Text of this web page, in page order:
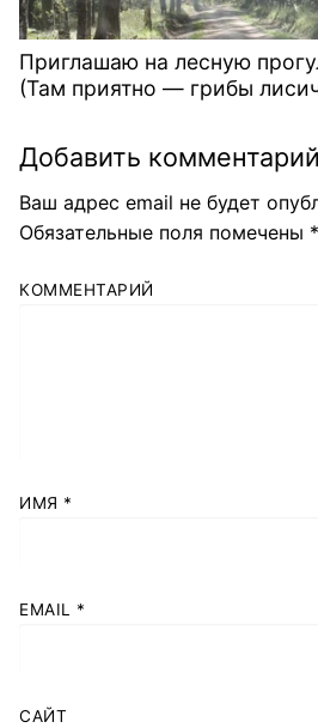
Приглашаю на лесную
(Там приятно — грибы
Добавить комментарий
Ваш адрес email не будет
Обязательные поля помечены *
КОММЕНТАРИЙ
ИМЯ *
EMAIL *
САЙТ